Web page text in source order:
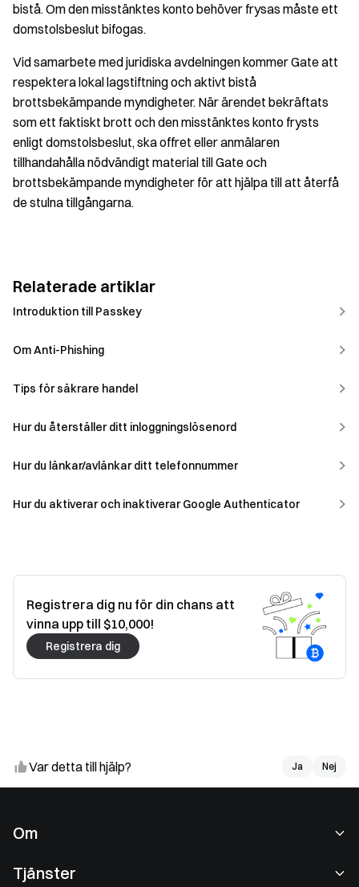
bistå. Om den misstänktes konto behöver frysas måste ett
domstolsbeslut bifogas.
Vid samarbete med juridiska avdelningen kommer Gate att
respektera lokal lagstiftning och aktivt bistå
brottsbekämpande myndigheter. När ärendet bekräftats
som ett faktiskt brott och den misstänktes konto frysts
enligt domstolsbeslut, ska offret eller anmälaren
tillhandahålla nödvändigt material till Gate och
brottsbekämpande myndigheter för att hjälpa till att återfå
de stulna tillgångarna.
Relaterade artiklar
Introduktion till Passkey
Om Anti-Phishing
Tips för säkrare handel
Hur du återställer ditt inloggningslösenord
Hur du länkar/avlänkar ditt telefonnummer
Hur du aktiverar och inaktiverar Google Authenticator
Registrera dig nu för din chans att
vinna upp till $10,000!
Registrera dig
Nej
Var detta till hjälp? Ja Nej
Om
Tjänster